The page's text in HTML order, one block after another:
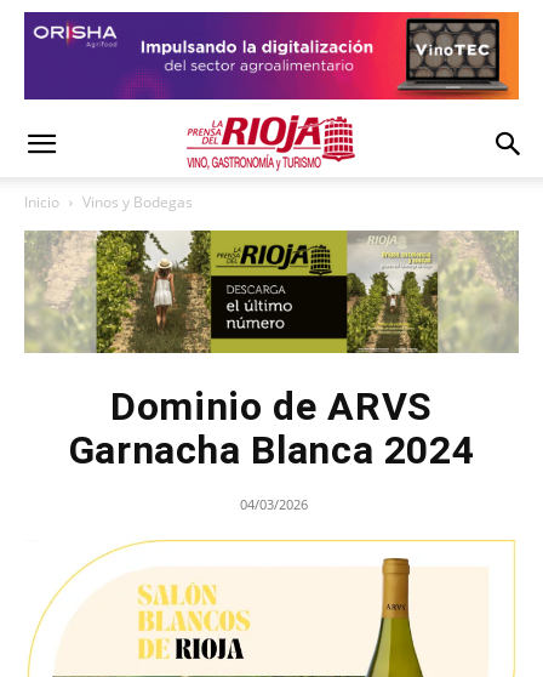
Inicio Vinos y Bodegas
Dominio de ARVS
Garnacha Blanca 2024
04/03/2026